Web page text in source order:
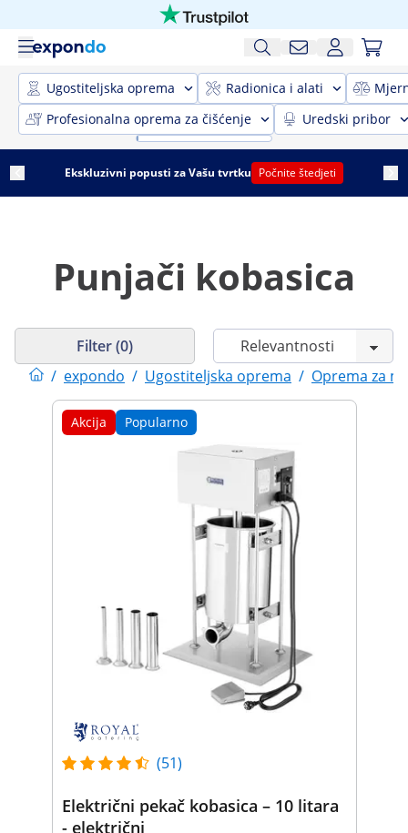
Ugostiteljska oprema Radionica i alati
Profesionalna oprema za čišćenje
Uredski pribor
Ekskluzivni popusti za Vašu tvrtku Počnite štedjeti
Punjači kobasica
/ expondo / Ugostiteljska oprema / Oprema za
Filter (0)
Akcija Popularno
(51)
Električni pekač kobasica – 10 litara
- električni